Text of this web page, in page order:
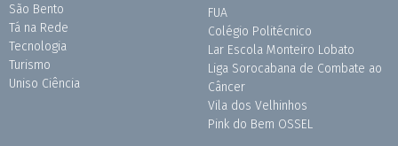
São Bento
Tá na Rede
Tecnologia
Turismo
Uniso Ciência
FUA
Colégio Politécnico
Lar Escola Monteiro Lobato
Liga Sorocabana de Combate ao
Câncer
Vila dos Velhinhos
Pink do Bem OSSEL